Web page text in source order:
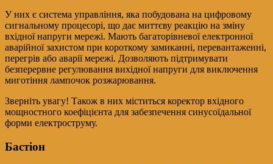
У них є система управління, яка побудована на цифровому
сигнальному процесорі, що дає миттєву реакцію на зміну
вхідної напруги мережі. Мають багаторівневої електронної
аварійної захистом при короткому замиканні, перевантаженні,
перегрів або аварії мережі. Дозволяють підтримувати
безперервне регулювання вихідної напруги для виключення
миготіння лампочок розжарювання.
Зверніть увагу! Також в них міститься коректор вхідного
мощностного коефіцієнта для забезпечення синусоїдальної
форми електроструму.
Бастіон